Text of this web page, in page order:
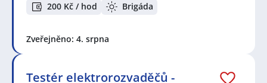
200 Kč / hod Brigáda
Zveřejněno: 4. srpna
Testér elektrorozvaděčů -